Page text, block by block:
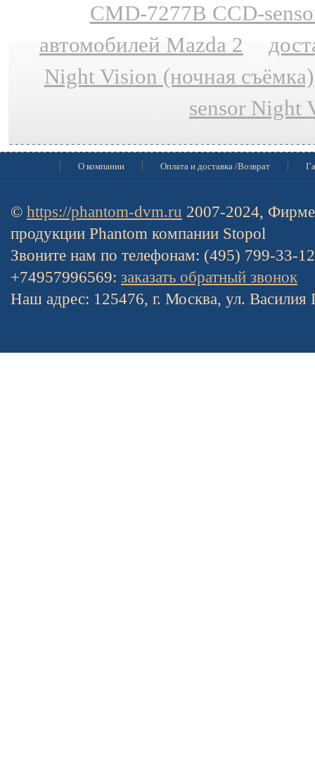
CMD-7277B CCD-
автомобилей Mazda 2
Night Vision (ночная съёмка)
sensor Night
О компании Оплата и доставка /Возврат
© https://phantom-dvm.ru 2007-2024,
продукции Phantom компании Stopol
Звоните нам по телефонам: (495) 799-33-
+74957996569: заказать обратный звонок
Наш адрес: 125476, г. Москва, ул. Василия